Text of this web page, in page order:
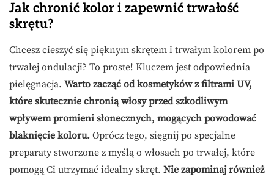
Jak chronić kolor i zapewnić trwałość
skrętu?
Chcesz cieszyć się pięknym skrętem i trwałym kolorem po
trwałej ondulacji? To proste! Kluczem jest odpowiednia
pielęgnacja. Warto zacząć od kosmetyków z filtrami UV,
które skutecznie chronią włosy przed szkodliwym
wpływem promieni słonecznych, mogących powodować
blaknięcie koloru. Oprócz tego, sięgnij po specjalne
preparaty stworzone z myślą o włosach po trwałej, które
pomogą Ci utrzymać idealny skręt. Nie zapominaj również